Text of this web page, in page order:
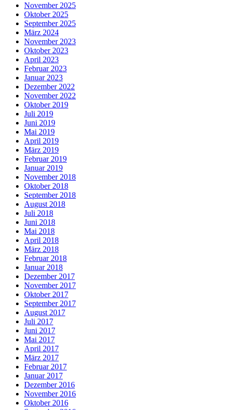
November 2025
Oktober 2025
September 2025
März 2024
November 2023
Oktober 2023
April 2023
Februar 2023
Januar 2023
Dezember 2022
November 2022
Oktober 2019
Juli 2019
Juni 2019
Mai 2019
April 2019
März 2019
Februar 2019
Januar 2019
November 2018
Oktober 2018
September 2018
August 2018
Juli 2018
Juni 2018
Mai 2018
April 2018
März 2018
Februar 2018
Januar 2018
Dezember 2017
November 2017
Oktober 2017
September 2017
August 2017
Juli 2017
Juni 2017
Mai 2017
April 2017
März 2017
Februar 2017
Januar 2017
Dezember 2016
November 2016
Oktober 2016